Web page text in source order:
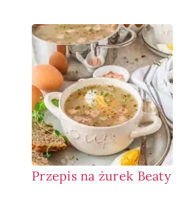
Przepis na żurek Beaty